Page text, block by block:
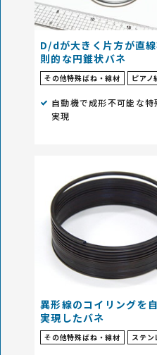
D/dが大きく片方が直
則的な円錐状バネ
その他特殊ばね・線材 ピアノ
自動機で成形不可能な特
実現
異形線のコイリングを
実現したバネ
その他特殊ばね・線材 ステン